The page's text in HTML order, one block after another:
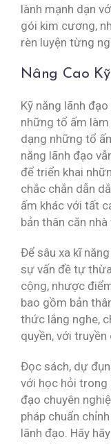
lành mạnh dạn
gói kim cương,
rèn luyện từng
Nâng Cao
Kỹ năng lãnh
những tổ ấm làm
dạng những tổ
năng lãnh đạo
để triển khai
chắc chắn dẫn
ấm khác với tất
bản thân căn
Để sâu xa kĩ
sự vấn đề tự
cộng, nhược
bao gồm bản
thức lắng nghe,
quyền, với
Đọc sách, dự
với học hỏi trong
đạo chuyên
pháp chuẩn
lãnh đạo. Hãy